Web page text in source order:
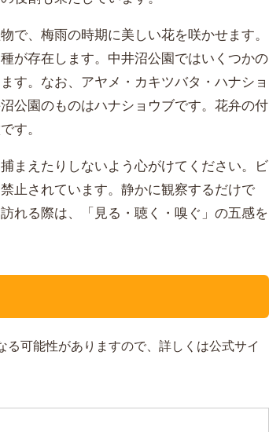
で、梅雨の時期に美しい花を咲かせます。
が存在します。中井沼公園ではいくつかの
す。なお、アヤメ・カキツバタ・ハナショ
公園のものはハナショウブです。花弁の付
す。
まえたりしないよう心がけてください。ビ
止されています。静かに観察するだけで
れる際は、「見る・聴く・嗅ぐ」の五感を
可能性がありますので、詳しくは公式サイ